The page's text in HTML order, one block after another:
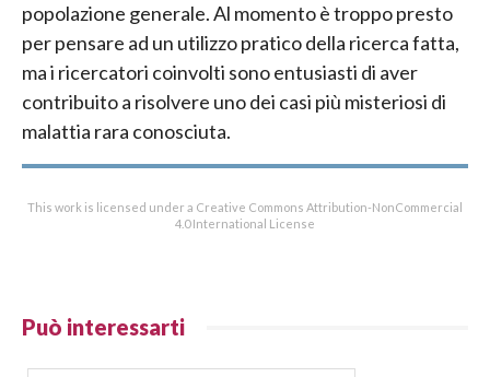
popolazione generale. Al momento è troppo presto
per pensare ad un utilizzo pratico della ricerca fatta,
ma i ricercatori coinvolti sono entusiasti di aver
contribuito a risolvere uno dei casi più misteriosi di
malattia rara conosciuta.
This work is licensed under a Creative Commons Attribution-NonCommercial
4.0 International License
Può interessarti